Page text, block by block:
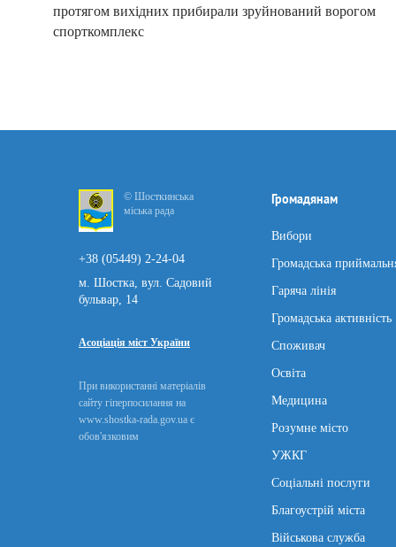
протягом вихідних прибирали зруйнований ворогом
спорткомплекс
© Шосткинська
міська рада
+38 (05449) 2-24-04
м. Шостка, вул. Садовий
бульвар, 14
Асоціація міст України
При використанні матеріалів
сайту гіперпосилання на
www.shostka-rada.gov.ua є
обов'язковим
Громадянам
Вибори
Громадська
Гаряча лінія
Громадська активність
Споживач
Освіта
Медицина
Розумне місто
УЖКГ
Соціальні послуги
Благоустрій міста
Військова служба